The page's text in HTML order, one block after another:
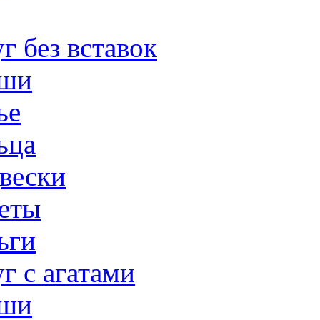
без вставок
с агатами